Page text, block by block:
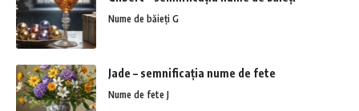
Nume de băieți G
Jade – semnificația nume de fete
Nume de fete J